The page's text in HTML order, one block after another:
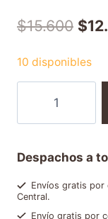
$15.600 $
10 disponibles
Despachos a
Envíos gratis por
Central.
Envío gratis por